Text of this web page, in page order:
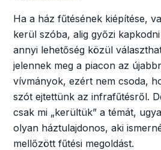
Ha a ház fűtésének kiépítése,
kerül szóba, alig győzi
annyi lehetőség közül
jelennek meg a piacon az
vívmányok, ezért nem csoda,
szót ejtettünk az infrafűtésről.
csak mi „kerültük” a témát,
olyan háztulajdonos, aki
mellőzött fűtési megoldást.